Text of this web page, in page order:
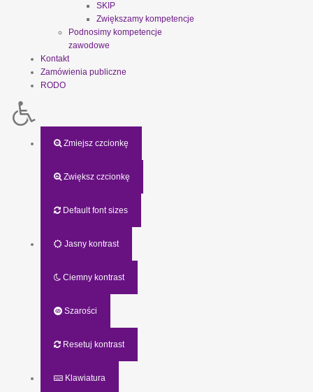
SKIP
Zwiększamy kompetencje
Podnosimy kompetencje
zawodowe
Kontakt
Zamówienia publiczne
RODO
Zmiejsz czcionkę
Zwiększ czcionkę
Default font sizes
Jasny kontrast
Ciemny kontrast
Szarości
Resetuj kontrast
Klawiatura